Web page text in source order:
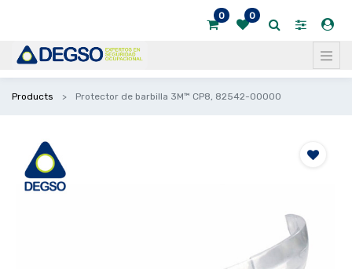
0 0
Products Protector de barbilla 3M™ CP8, 82542-00000